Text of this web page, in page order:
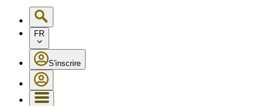
FR
S'inscrire